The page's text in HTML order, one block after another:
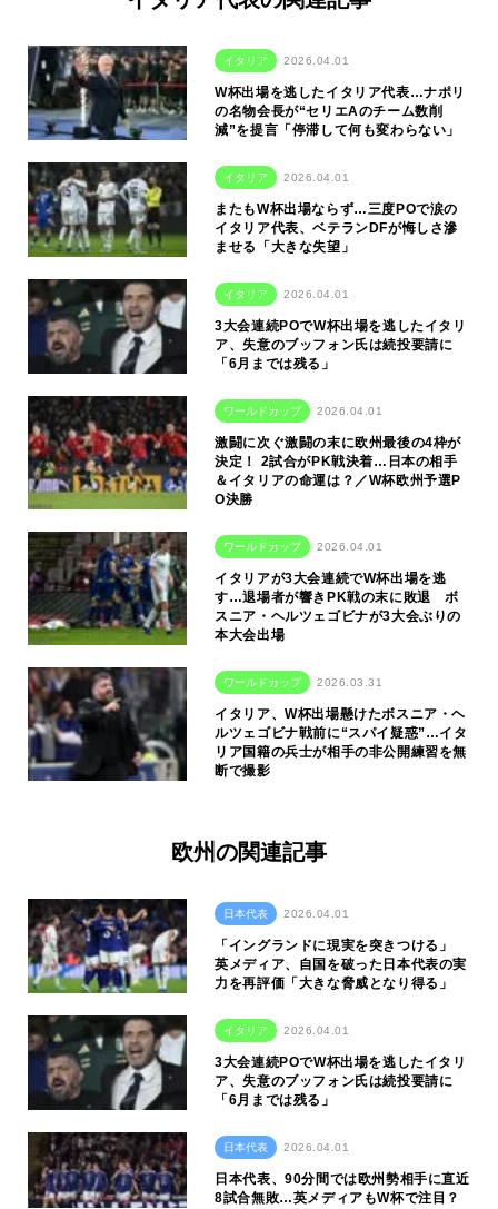
イタリア 2026.04.01
W杯出場を逃したイタリア代表…ナポリ
の名物会長が“セリエAのチーム数削
減”を提言「停滞して何も変わらない」
イタリア 2026.04.01
またもW杯出場ならず…三度POで涙の
イタリア代表、ベテランDFが悔しさ滲
ませる「大きな失望」
イタリア 2026.04.01
3大会連続POでW杯出場を逃したイタリ
ア、失意のブッフォン氏は続投要請に
「6月までは残る」
ワールドカップ 2026.04.01
激闘に次ぐ激闘の末に欧州最後の4枠が
決定！ 2試合がPK戦決着…日本の相手
＆イタリアの命運は？／W杯欧州予選P
O決勝
ワールドカップ 2026.04.01
イタリアが3大会連続でW杯出場を逃
す…退場者が響きPK戦の末に敗退 ボ
スニア・ヘルツェゴビナが3大会ぶりの
本大会出場
ワールドカップ 2026.03.31
イタリア、W杯出場懸けたボスニア・ヘ
ルツェゴビナ戦前に“スパイ疑惑”…イタ
リア国籍の兵士が相手の非公開練習を無
断で撮影
欧州の関連記事
日本代表 2026.04.01
「イングランドに現実を突きつける」
英メディア、自国を破った日本代表の実
力を再評価「大きな脅威となり得る」
イタリア 2026.04.01
3大会連続POでW杯出場を逃したイタリ
ア、失意のブッフォン氏は続投要請に
「6月までは残る」
日本代表 2026.04.01
日本代表、90分間では欧州勢相手に直近
8試合無敗…英メディアもW杯で注目？